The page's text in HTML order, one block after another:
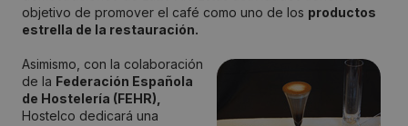
objetivo de promover el café como uno de los productos
estrella de la restauración.
Asimismo, con la colaboración
de la Federación Española
de Hostelería (FEHR),
Hostelco dedicará una